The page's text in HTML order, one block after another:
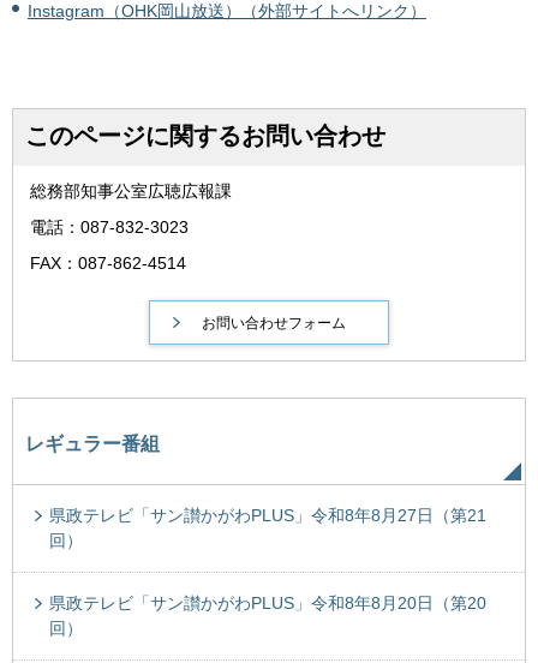
Instagram（OHK岡山放送）（外部サイトへリンク）
このページに関するお問い合わせ
総務部知事公室広聴広報課
電話：087-832-3023
FAX：087-862-4514
レギュラー番組
県政テレビ「サン讃かがわPLUS」令和8年8月27日（第21
回）
県政テレビ「サン讃かがわPLUS」令和8年8月20日（第20
回）